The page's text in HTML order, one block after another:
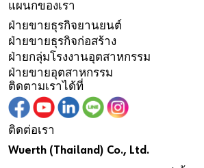
แผนกของเรา
ฝ่ายขายธุรกิจยานยนต์
ฝ่ายขายธุรกิจก่อสร้าง
ฝ่ายกลุ่มโรงงานอุตสาหกรรม
ฝ่ายขายอุตสาหกรรม
ติดตามเราได้ที่
ติดต่อเรา
Wuerth (Thailand) Co., Ltd.